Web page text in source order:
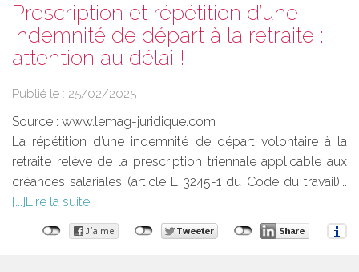
Prescription et répétition d’une
indemnité de départ à la retraite :
attention au délai !
Publié le : 25/02/2025
Source : www.lemag-juridique.com
La répétition d’une indemnité de départ volontaire à la
retraite relève de la prescription triennale applicable aux
créances salariales (article L 3245-1 du Code du travail)...
Lire la suite